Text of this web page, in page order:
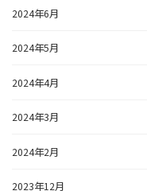
2024年6月
2024年5月
2024年4月
2024年3月
2024年2月
2023年12月